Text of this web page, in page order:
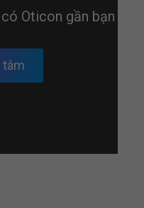
Oticon gần bạn
tâm